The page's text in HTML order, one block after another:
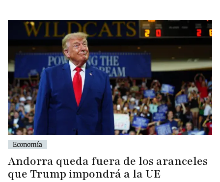
Economía
Andorra queda fuera de los aranceles
que Trump impondrá a la UE